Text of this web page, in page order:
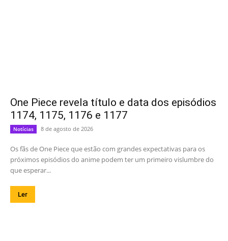
One Piece revela título e data dos episódios
1174, 1175, 1176 e 1177
Notícias 8 de agosto de 2026
Os fãs de One Piece que estão com grandes expectativas para os
próximos episódios do anime podem ter um primeiro vislumbre do
que esperar...
Ler